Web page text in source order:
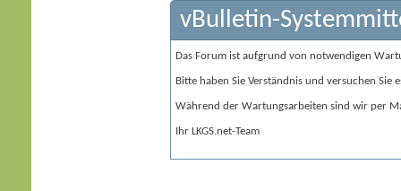
vBulletin-
Das Forum ist aufgrund von notwendigen
Bitte haben Sie Verständnis und versuchen Sie
Während der Wartungsarbeiten sind wir per
Ihr LKGS.net-Team